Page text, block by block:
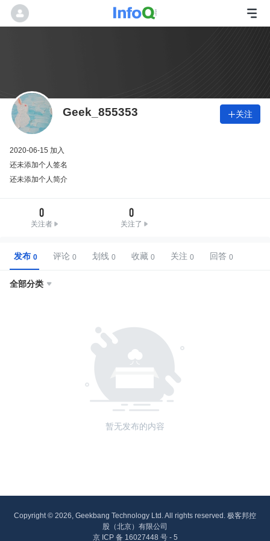
Geek_855353 关注
2020-06-15 加入
还未添加个人签名
还未添加个人简介
0
关注者
0
关注了
发布 评论 划线 收藏 关注 回答
全部分类 
暂无发布的内容
Copyright © 2026, Geekbang Technology Ltd. All rights reserved. 极客邦控
股（北京）有限公司
京 ICP 备 16027448 号 - 5